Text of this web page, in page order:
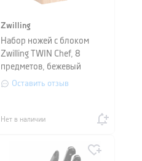
Zwilling
Набор ножей с блоком
Zwilling TWIN Chef, 8
предметов, бежевый
Оставить отзыв
Нет в наличии